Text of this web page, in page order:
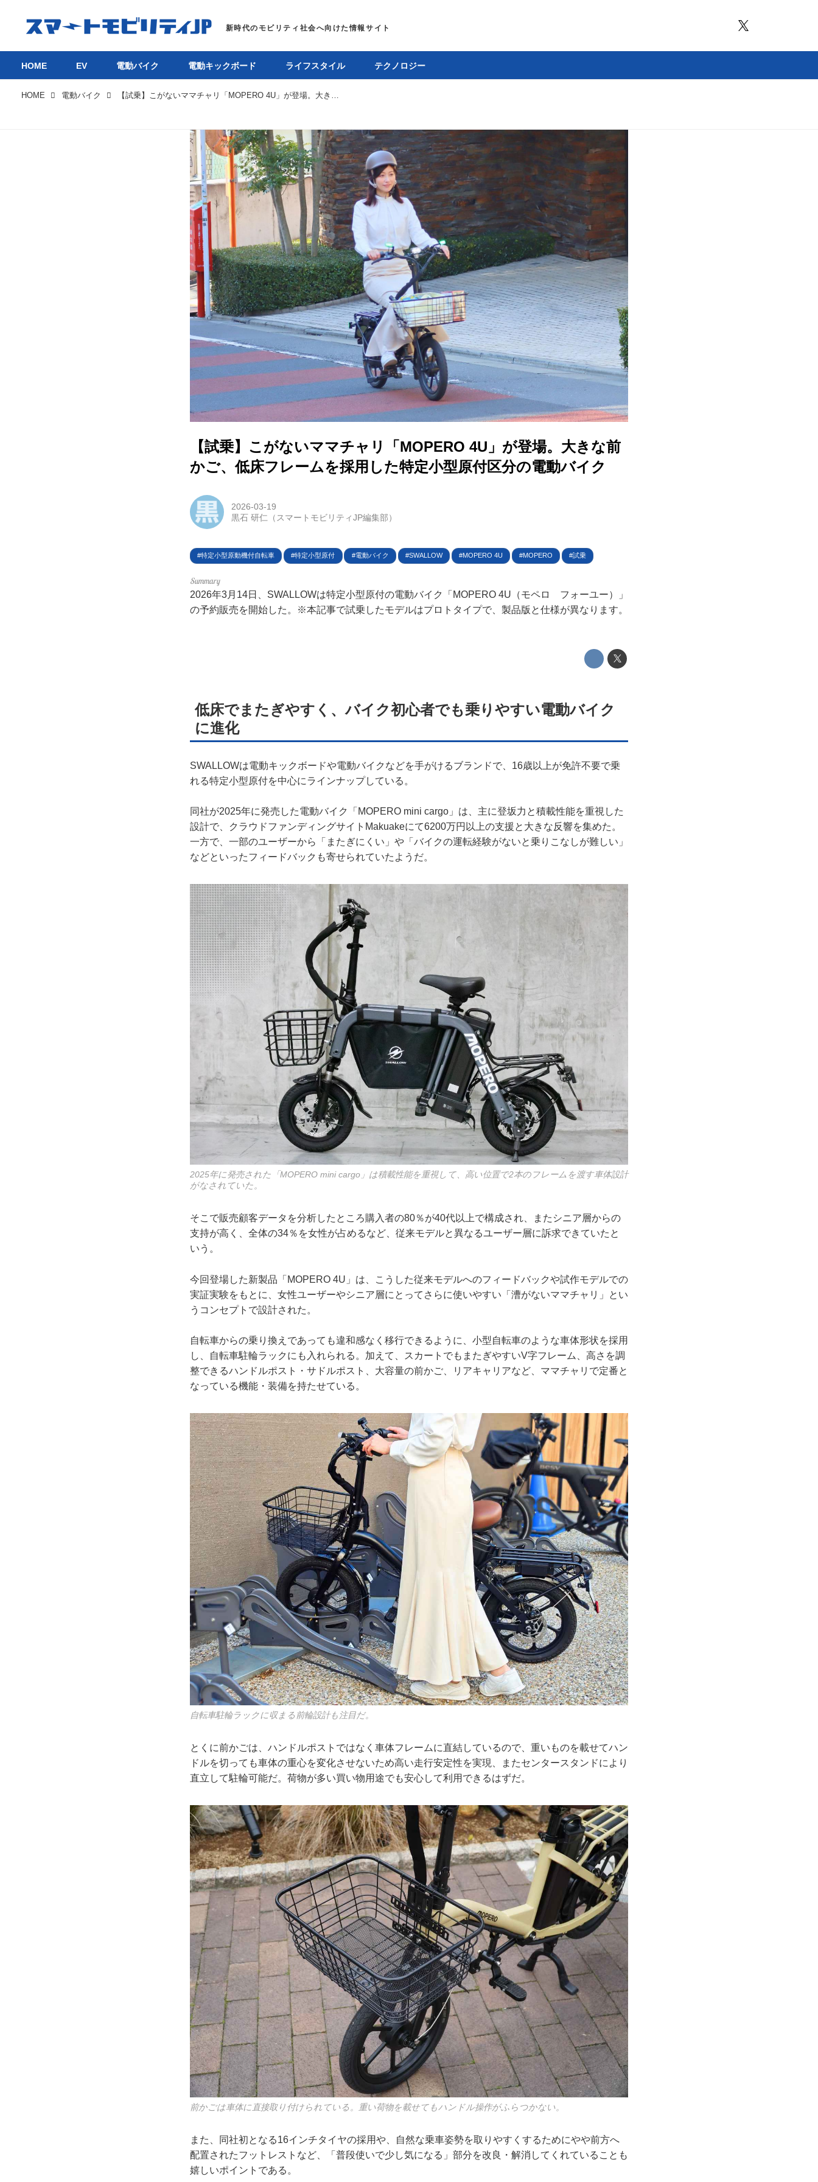
HOME
電動バイク
電動キックボード
テクノロジー
運営会社
利用規約
ライター名簿
HOME EV 電動バイク 電動キックボード ライフスタイル テクノロジー
HOME 電動バイク 【試乗】こがないママチャリ「MOPERO 4U」が登場。大きな前かご、低床フレームを採用した特定小型原付区分の電動バイク
【試乗】こがないママチャリ「MOPERO 4U」が登場。大きな前
かご、低床フレームを採用した特定小型原付区分の電動バイク
2026-03-19
黒石 研仁（スマートモビリティJP編集部）
特定小型原動機付自転車 特定小型原付 電動バイク SWALLOW MOPERO 4U MOPERO 試乗
2026年3月14日、SWALLOWは特定小型原付の電動バイク「MOPERO 4U（モペロ フォーユー）」
の予約販売を開始した。※本記事で試乗したモデルはプロトタイプで、製品版と仕様が異なります。
低床でまたぎやすく、バイク初心者でも乗りやすい電動バイク
に進化
SWALLOWは電動キックボードや電動バイクなどを手がけるブランドで、16歳以上が免許不要で乗
れる特定小型原付を中心にラインナップしている。
同社が2025年に発売した電動バイク「MOPERO mini cargo」は、主に登坂力と積載性能を重視した
設計で、クラウドファンディングサイトMakuakeにて6200万円以上の支援と大きな反響を集めた。
一方で、一部のユーザーから「またぎにくい」や「バイクの運転経験がないと乗りこなしが難しい」
などといったフィードバックも寄せられていたようだ。
2025年に発売された「MOPERO mini cargo」は積載性能を重視して、高い位置で2本のフレームを渡す車体設計
がなされていた。
そこで販売顧客データを分析したところ購入者の80％が40代以上で構成され、またシニア層からの
支持が高く、全体の34％を女性が占めるなど、従来モデルと異なるユーザー層に訴求できていたと
いう。
今回登場した新製品「MOPERO 4U」は、こうした従来モデルへのフィードバックや試作モデルでの
実証実験をもとに、女性ユーザーやシニア層にとってさらに使いやすい「漕がないママチャリ」とい
うコンセプトで設計された。
自転車からの乗り換えであっても違和感なく移行できるように、小型自転車のような車体形状を採用
し、自転車駐輪ラックにも入れられる。加えて、スカートでもまたぎやすいV字フレーム、高さを調
整できるハンドルポスト・サドルポスト、大容量の前かご、リアキャリアなど、ママチャリで定番と
なっている機能・装備を持たせている。
自転車駐輪ラックに収まる前輪設計も注目だ。
とくに前かごは、ハンドルポストではなく車体フレームに直結しているので、重いものを載せてハン
ドルを切っても車体の重心を変化させないため高い走行安定性を実現、またセンタースタンドにより
直立して駐輪可能だ。荷物が多い買い物用途でも安心して利用できるはずだ。
前かごは車体に直接取り付けられている。重い荷物を載せてもハンドル操作がふらつかない。
また、同社初となる16インチタイヤの採用や、自然な乗車姿勢を取りやすくするためにやや前方へ
配置されたフットレストなど、「普段使いで少し気になる」部分を改良・解消してくれていることも
嬉しいポイントである。